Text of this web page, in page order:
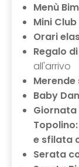
Menù
Mini Club
Orari
Regalo
all'arrivo
Baby
Giornata
e sfilata
Serata